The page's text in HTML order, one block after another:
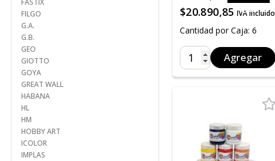
FASTIX
FILGO
G.A.
G.B.
GEO
GIOTTO
GOYA
GREAT WALL
HABANA
HL
HM
HOBBY ART
ICOLOR
IMPLAS
OFF
$20.890,85 IVA incluido
Cantidad por Caja: 6
Agregar